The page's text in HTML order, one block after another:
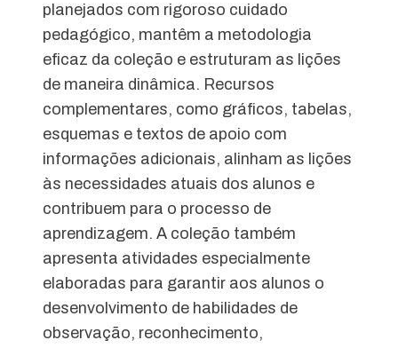
planejados com rigoroso cuidado
pedagógico, mantêm a metodologia
eficaz da coleção e estruturam as lições
de maneira dinâmica. Recursos
complementares, como gráficos, tabelas,
esquemas e textos de apoio com
informações adicionais, alinham as lições
às necessidades atuais dos alunos e
contribuem para o processo de
aprendizagem. A coleção também
apresenta atividades especialmente
elaboradas para garantir aos alunos o
desenvolvimento de habilidades de
observação, reconhecimento,